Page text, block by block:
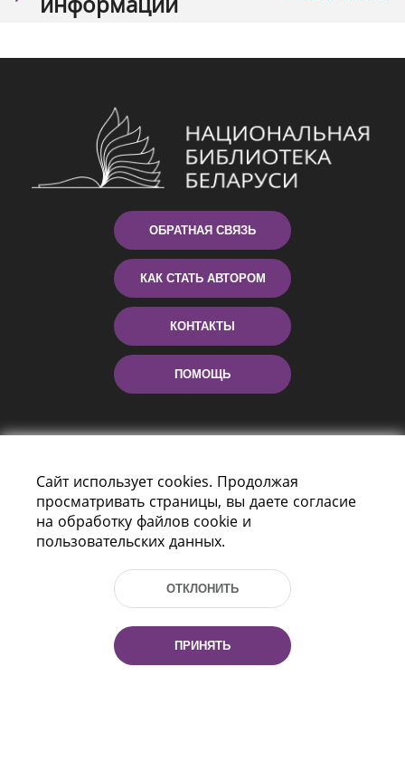
ОБРАТНАЯ СВЯЗЬ
КАК СТАТЬ АВТОРОМ
КОНТАКТЫ
ПОМОЩЬ
Пр-т Независимости 116
г. Минск, Республика Беларусь, 220114
Тел.: (+375 17) 368 37 37, Факс: (+375 17)
Эл. почта: inbox@nlb.by
Сайт использует cookies. Продолжая
просматривать страницы, вы даете согласие
на обработку файлов cookie и
пользовательских данных.
ОТКЛОНИТЬ
ПРИНЯТЬ